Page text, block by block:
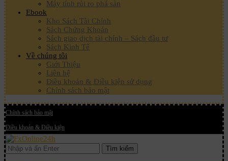
Máy tính rủi ro phá sản
Ebook
Kho Sách Tài Chính
Sách Chứng Khoán
Sách giao dịch tài chính – Sách đầu tư
Sách Kinh Tế
Về chúng tôi
Giới Thiệu
Liên hệ
Điều khoản & Điều kiện sử dụng
Chính sách bảo mật
Chính sách bảo mật
Điều khoản & Điều kiện
Tìm kiếm